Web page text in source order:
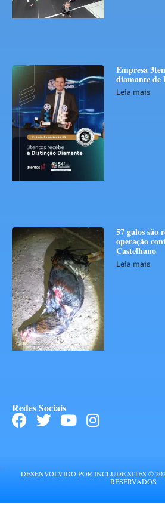
Empresa
diamante de
Leia mais
57 galos são
operação
Castelhano
Leia mais
Redes Sociais
DESENVOLVIDO POR INCLUDE SITES ©
RESERVADOS